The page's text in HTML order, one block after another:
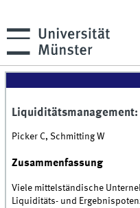
Picker C, Schmitting W
Zusammenfassung
Viele mittelständische
Liquiditäts- und